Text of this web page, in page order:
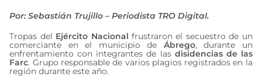
Por: Sebastián Trujillo – Periodista TRO Digital.
Tropas del Ejército Nacional frustraron el secuestro de un
comerciante en el municipio de Ábrego, durante un
enfrentamiento con integrantes de las disidencias de las
Farc. Grupo responsable de varios plagios registrados en la
región durante este año.